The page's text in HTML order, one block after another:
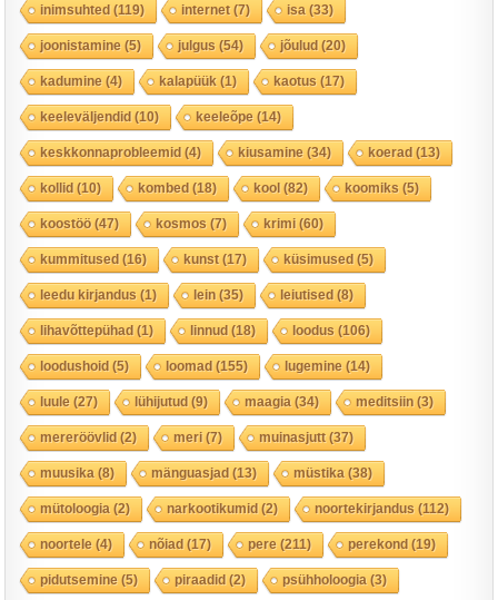
inimsuhted(119) internet(7) isa (33)
joonistamine (5) julgus (54) jõulud(20)
kadumine (4) kalapüük (1) kaotus (17)
keeleväljendid(10) keeleõpe (14)
keskkonnaprobleemid(4) kiusamine (34) koerad(13)
kollid(10) kombed(18) kool(82) koomiks (5)
koostöö(47) kosmos (7) krimi(60)
kummitused(16) kunst(17) küsimused(5)
leedu kirjandus (1) lein(35) leiutised(8)
lihavõttepühad(1) linnud(18) loodus (106)
loodushoid(5) loomad(155) lugemine (14)
luule (27) lühijutud(9) maagia (34) meditsiin(3)
mereröövlid(2) meri(7) muinasjutt(37)
muusika (8) mänguasjad(13) müstika (38)
mütoloogia (2) narkootikumid(2) noortekirjandus (112)
noortele (4) nõiad(17) pere (211) perekond(19)
pidutsemine (5) piraadid(2) psühholoogia (3)